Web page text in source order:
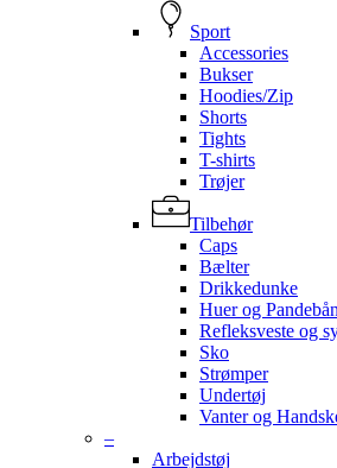
Sport
Accessories
Bukser
Hoodies/Zip
Shorts
Tights
T-shirts
Trøjer
Tilbehør
Caps
Bælter
Drikkedunke
Huer og
Refleksveste og
Sko
Strømper
Undertøj
Vanter og
–
Arbejdstøj